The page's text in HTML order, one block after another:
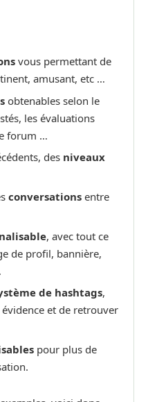
vous permettant de
amusant, etc …
obtenables selon le
les évaluations
forum …
des niveaux
conversations entre
, avec tout ce
de profil, bannière,
de hashtags,
et de retrouver
pour plus de